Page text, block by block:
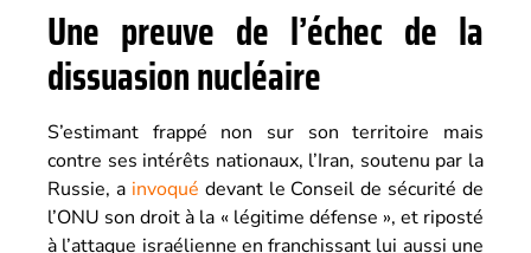
Une preuve de l’échec de la
dissuasion nucléaire
S’estimant frappé non sur son territoire mais
contre ses intérêts nationaux, l’Iran, soutenu par la
Russie, a invoqué devant le Conseil de sécurité de
l’ONU son droit à la « légitime défense », et riposté
à l’attaque israélienne en franchissant lui aussi une